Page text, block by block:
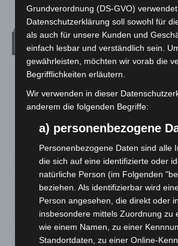
Wetter
LANGENHAGEN
Klarer Himmel
25.1
34% 2.6m/s
SA.
26°
SO.
34°
MO.
26°
Grundverordnung (DS-GVO)
Datenschutzerklärung soll sowohl für
als auch für unsere Kunden und
einfach lesbar und verständlich sein.
gewährleisten, möchten wir vorab die
Begrifflichkeiten erläutern.
Wir verwenden in dieser
anderem die folgenden Begriffe:
a) personenbezogene
Personenbezogene Daten sind alle
die sich auf eine identifizierte oder
natürliche Person (im Folgenden
beziehen. Als identifizierbar wird
Person angesehen, die direkt oder
insbesondere mittels Zuordnung zu
wie einem Namen, zu einer
Standortdaten, zu einer Online-